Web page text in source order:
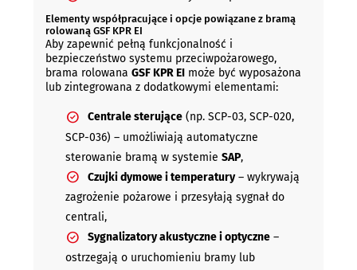
Elementy współpracujące i opcje powiązane z bramą
rolowaną GSF KPR EI
Aby zapewnić pełną funkcjonalność i
bezpieczeństwo systemu przeciwpożarowego,
brama rolowana GSF KPR EImoże być wyposażona
lub zintegrowana z dodatkowymi elementami:
Centrale sterujące(np. SCP-03, SCP-020,
SCP-036) – umożliwiają automatyczne
sterowanie bramą w systemie SAP,
Czujki dymowe i temperatury– wykrywają
zagrożenie pożarowe i przesyłają sygnał do
centrali,
Sygnalizatory akustyczne i optyczne–
ostrzegają o uruchomieniu bramy lub